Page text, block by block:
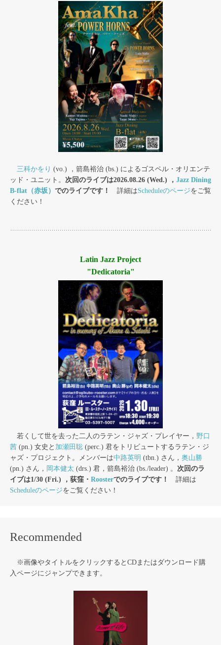
三科かをり (vo.) ，箭島裕治 (bs.) によるゴスペル・オリエンテ
ッド・ユニット。 次回のライブは2026.08.26 (Wed.) ， Jazz Dining
B-flat（赤坂） でのライブです！ 詳細はScheduleのページをご覧
ください！
Latin Jazz Project
"Dedicatoria"
若くして世を去った二人のラテン・ジャズ・プレイヤー， 野口
茜 (pn.) 女史と 加瀬田聡 (perc.) 君をトリビュートするラテン・ジ
ャズ・プロジェクト。メンバーは中路英明 (tbn.) さん， 奥山勝
(pn.) さん， 岡本健太 (drs.) 君，箭島裕治 (bs./leader) 。 次回のラ
イブは1/30 (Fri.) ，荻窪・ Roosterでのライブです！
詳細は
Scheduleのページをご覧ください！
Recommended
※画像やタイトルをクリックするとCDまたはダウンロード購
入ページにジャンプできます。